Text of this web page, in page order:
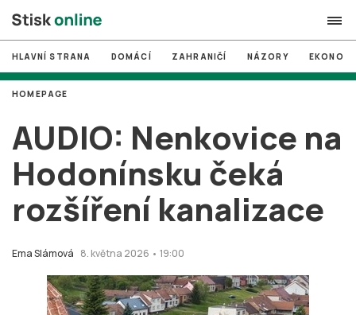
search
# MUNI
# Brno
# volby
login PŘIHLÁSIT SE
HLAVNÍ STRANA DOMÁCÍ ZAHRANIČÍ NÁZORY
AUDIO: Nenkovice na
Hodonínsku čeká
rozšíření kanalizace
Ema Slámová 8. května 2026 • 19:00
HOMEPAGE